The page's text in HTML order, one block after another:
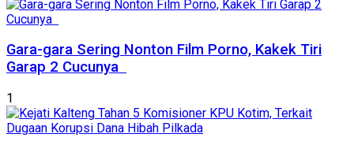
Gara-gara Sering Nonton Film Porno, Kakek Tiri
Garap 2 Cucunya
1